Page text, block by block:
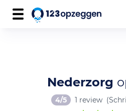
Nederzorg
4/5 1 review